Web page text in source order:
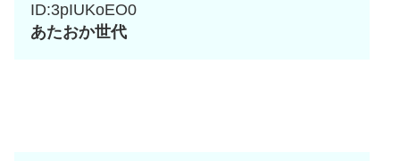
ID:3pIUKoEO0
あたおか世代